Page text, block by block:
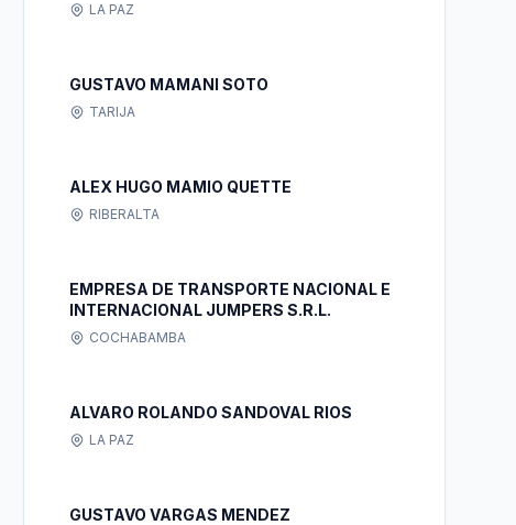
LA PAZ
GUSTAVO MAMANI SOTO
TARIJA
ALEX HUGO MAMIO QUETTE
RIBERALTA
EMPRESA DE TRANSPORTE NACIONAL E
INTERNACIONAL JUMPERS S.R.L.
COCHABAMBA
ALVARO ROLANDO SANDOVAL RIOS
LA PAZ
GUSTAVO VARGAS MENDEZ